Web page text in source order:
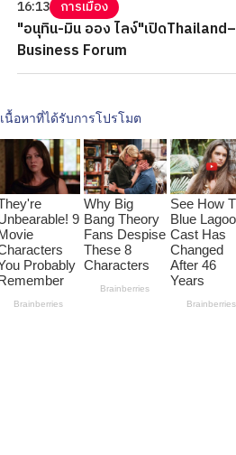
16:13 การเมือง
"อนุทิน-มิน ออง ไลง์"เปิด
Business Forum